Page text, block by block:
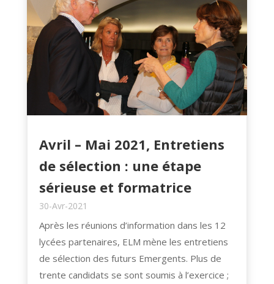
Avril – Mai 2021, Entretiens
de sélection : une étape
sérieuse et formatrice
30-Avr-2021
Après les réunions d’information dans les 12
lycées partenaires, ELM mène les entretiens
de sélection des futurs Emergents. Plus de
trente candidats se sont soumis à l’exercice ;